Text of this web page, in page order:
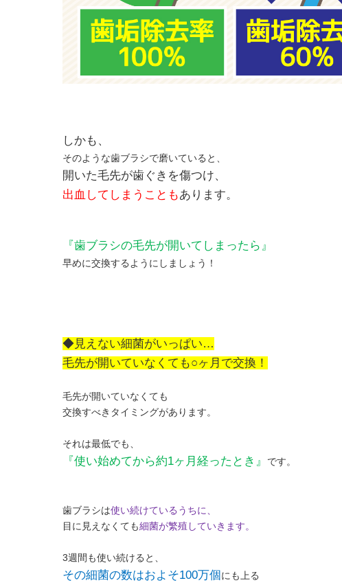
しかも、
そのような歯ブラシで磨いていると、
開いた毛先が歯ぐきを傷つけ、
出血してしまうこともあります。
『歯ブラシの毛先が開いてしまったら』
早めに交換するようにしましょう！
◆見えない細菌がいっぱい…
毛先が開いていなくても○ヶ月で交換！
毛先が開いていなくても
交換すべきタイミングがあります。
それは最低でも、
『使い始めてから約1ヶ月経ったとき』 です。
歯ブラシは使い続けているうちに、
目に見えなくても細菌が繁殖していきます。
3週間も使い続けると、
その細菌の数はおよそ100万個 にも上る